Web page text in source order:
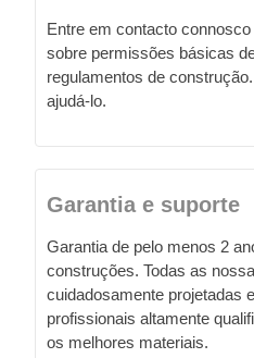
Entre em contacto
sobre permissões básicas
regulamentos de
ajudá-lo.
Garantia e suporte
Garantia de pelo menos 2
construções. Todas as
cuidadosamente projetadas
profissionais altamente
os melhores materiais.